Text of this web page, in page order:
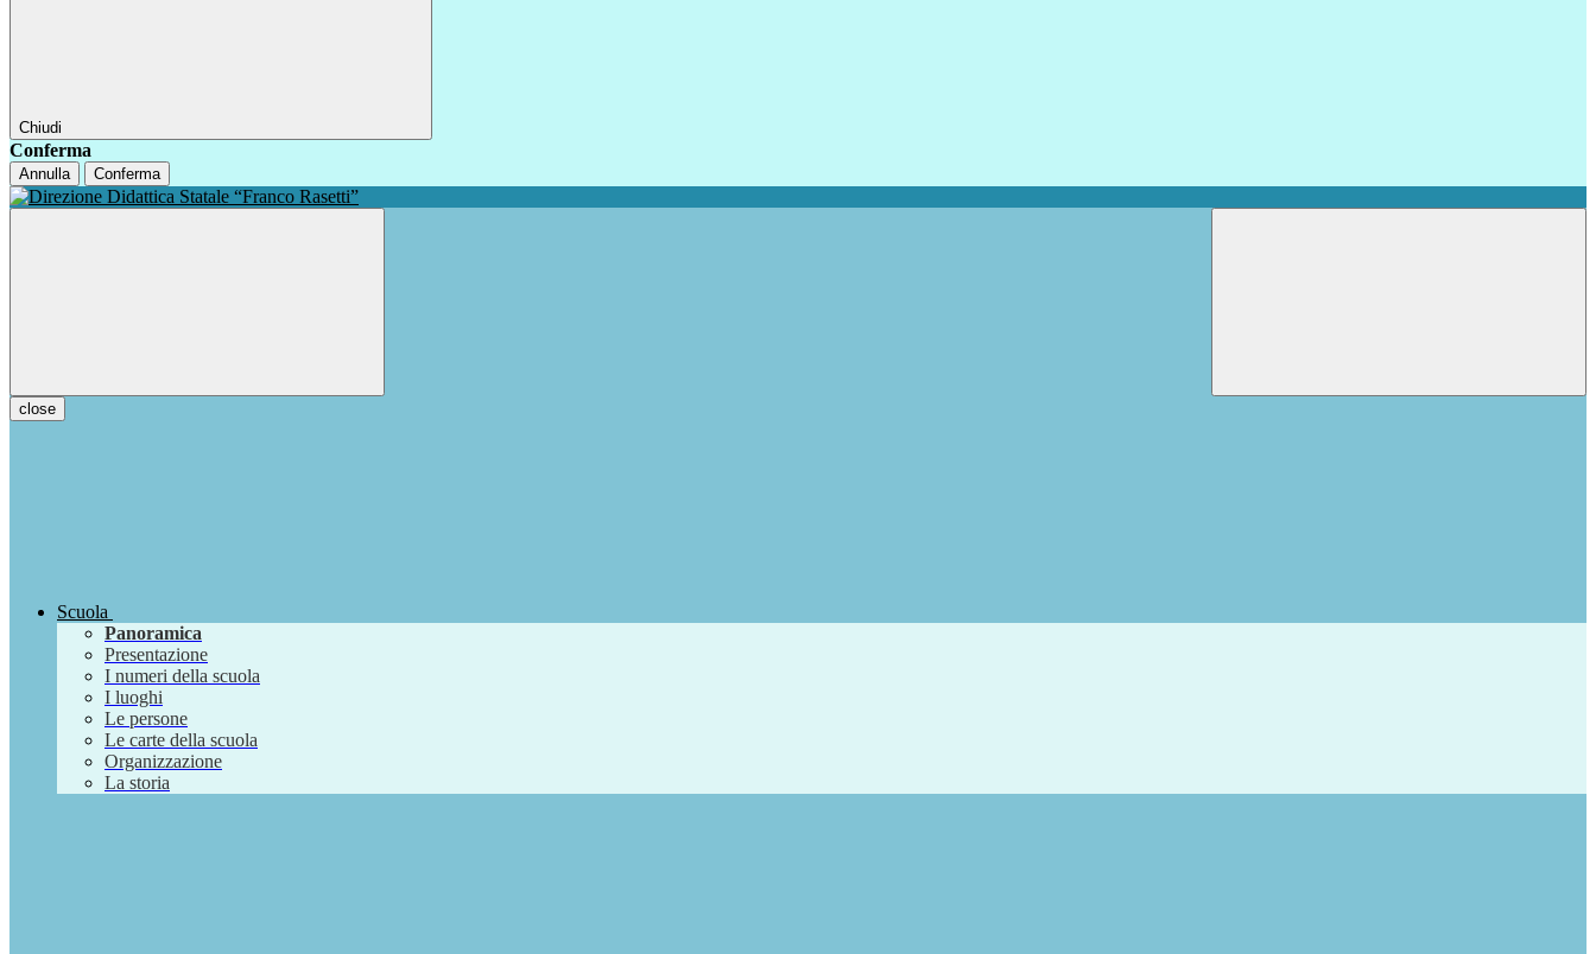
Chiudi
Conferma
Annulla Conferma
close
Scuola
Panoramica
Presentazione
I numeri della scuola
I luoghi
Le persone
Le carte della scuola
Organizzazione
La storia